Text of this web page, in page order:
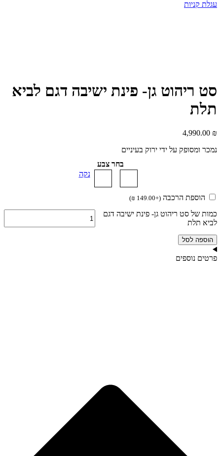
עגלת קניות
סט ריהוט גן- פינת ישיבה דגם לביא
תלת
4,990.00 ₪
נמכר ומסופק על ידי ירוק בעיניים
בחר צבע
נקה
הוספת הרכבה (
+
149.00
₪
)
כמות של סט ריהוט גן- פינת ישיבה דגם
לביא תלת
הוספה לסל
פרטים נוספים